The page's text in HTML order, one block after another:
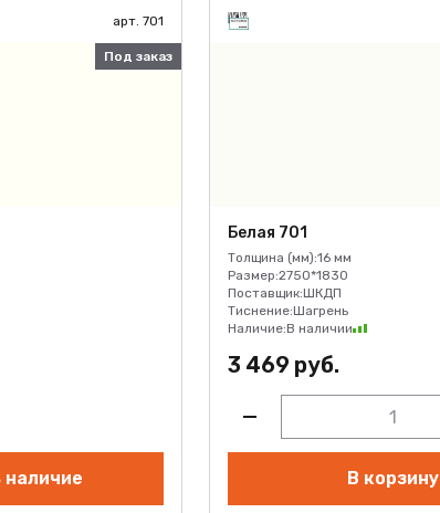
арт. 701
Под заказ
наличие
Белая 701
Толщина (мм):16 мм
Размер:2750*1830
Поставщик:ШКДП
Тиснение:Шагрень
Наличие:В наличии
3 469 руб.
В корзину